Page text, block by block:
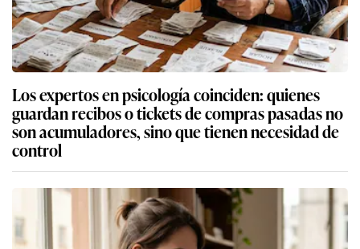
Los expertos en psicología coinciden: quienes
guardan recibos o tickets de compras pasadas no
son acumuladores, sino que tienen necesidad de
control